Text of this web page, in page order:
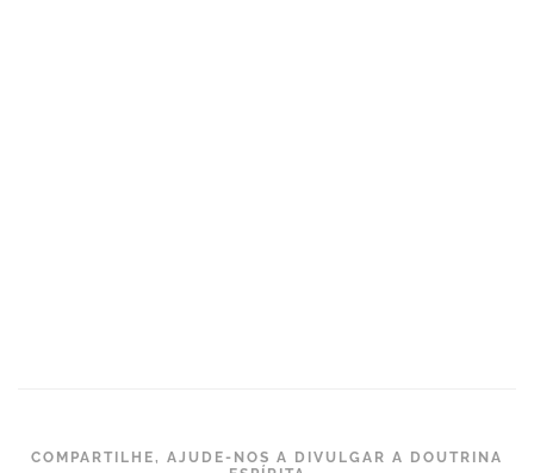
COMPARTILHE, AJUDE-NOS A DIVULGAR A DOUTRINA